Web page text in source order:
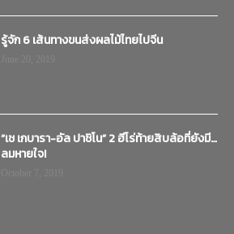
รู้จัก 6 เส้นทางขนส่งผลไม้ไทยไปจีน
“เช เกบารา-อัล ปาชิโน” 2 ฮีโร่ท้ายสิบล้อที่ยังมี…
ลมหายใจ!